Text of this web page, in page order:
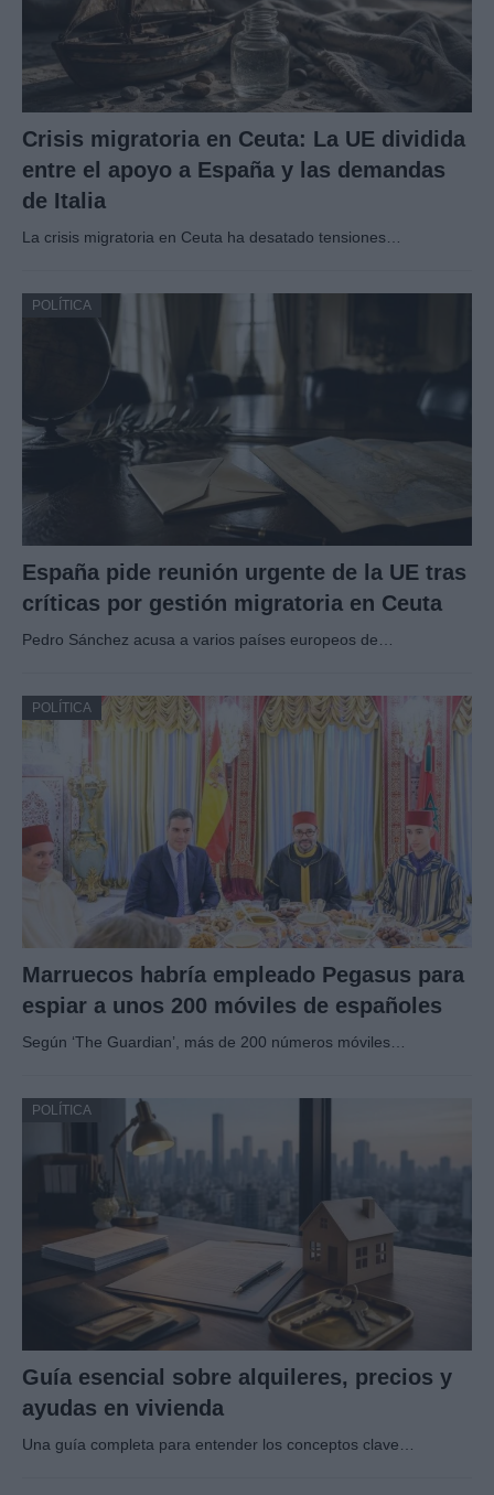
Crisis migratoria en Ceuta: La UE dividida
entre el apoyo a España y las demandas
de Italia
La crisis migratoria en Ceuta ha desatado tensiones…
POLÍTICA
España pide reunión urgente de la UE tras
críticas por gestión migratoria en Ceuta
Pedro Sánchez acusa a varios países europeos de…
POLÍTICA
Marruecos habría empleado Pegasus para
espiar a unos 200 móviles de españoles
Según ‘The Guardian’, más de 200 números móviles…
POLÍTICA
Guía esencial sobre alquileres, precios y
ayudas en vivienda
Una guía completa para entender los conceptos clave…